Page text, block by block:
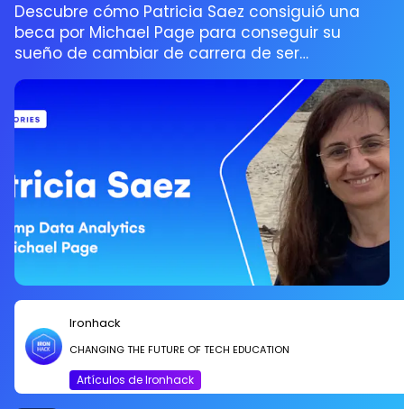
Descubre cómo Patricia Saez consiguió una
beca por Michael Page para conseguir su
sueño de cambiar de carrera de ser
responsable de laboratorio al análisis de datos.
Ironhack
CHANGING THE FUTURE OF TECH EDUCATION
Artículos de Ironhack